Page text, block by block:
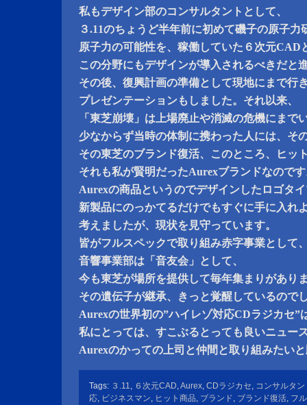
私もデザイン部のコンサルタントとして、
３.11のちょうど半年前に初めて磯子の原子力
原子力の可能性を、稼働していた６次元CAD
この分野にもデザインが導入されるべきだと
その後、復興計画の準備として現地にまで行
プレゼンテーションもしました。それ以来、
「東芝崩壊」は上場廃止や消滅の危機にまで
少なからず当時の体制に携わった人には、そ
その東芝のブランド復活、このところ、ヒッ
それも私が賢明だったAurexブランドなので
Aurexの商品というのでデザインしたロゴタ
新製品にのっかてるだけでもすぐに手に入れ
考えましたが、現状を見守っています。
皆がフルスペックで取り組み赤字事業として
音響事業部は「音友会」として、
今も東芝が場所を提供して毎年集まりがあり
その遺伝子が継承、きっと覚醒しているので
Aurexの世界初の”ハイレゾ対応CDラジカセ”
私にとっては、すこぶるとっても良いニュー
Aurexのかっての上司と仲間と取り組みたい
Tags: ３.11, ６次元CAD,Aurex, CDラジカセ, コンサルタン
応, ビジネスマン, ヒット商品, ブランド, ブランド復活, フ